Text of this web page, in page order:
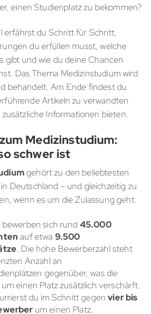
einen Studienplatz zu bekommen?
erfährst du Schritt für Schritt,
du erfüllen musst, welche
gibt und wie du deine Chancen
Das Thema Medizinstudium wird
behandelt. Am Ende findest du
Artikeln zu verwandten
Informationen bieten.
Medizinstudium:
schwer ist
gehört zu den beliebtesten
Deutschland – und gleichzeitig zu
wenn es um die Zulassung geht.
sich rund 45.000
auf etwa 9.500
. Die hohe Bewerberzahl steht
Anzahl an
gegenüber, was die
um einen Platz zusätzlich verschärft.
du im Schnitt gegenvier bis
um einen Platz.